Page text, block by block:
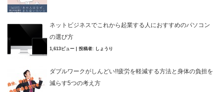
ネットビジネスでこれから起業する人におすすめのパソコン
の選び方
1,613ビュー 投稿者: しょうり
ダブルワークがしんどい!!疲労を軽減する方法と身体の負担を
減らす5つの考え方